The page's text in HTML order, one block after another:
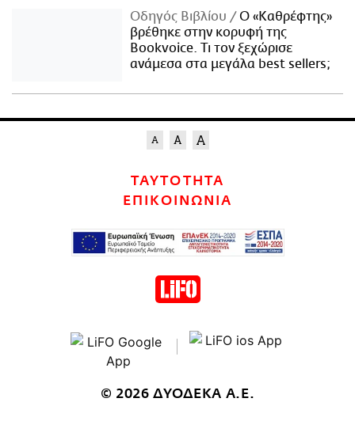
Οδηγός Βιβλίου
Ο «Καθρέφτης»
βρέθηκε στην κορυφή της
Bookvoice. Τι τον ξεχώρισε
ανάμεσα στα μεγάλα best sellers;
ΤΑΥΤΟΤΗΤΑ
ΕΠΙΚΟΙΝΩΝΙΑ
© 2026 ΔΥΟΔΕΚΑ Α.Ε.